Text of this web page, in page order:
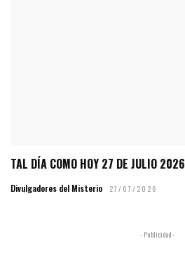
TAL DÍA COMO HOY 27 DE JULIO 2026
Divulgadores del Misterio 27/07/2026
- Publicidad -